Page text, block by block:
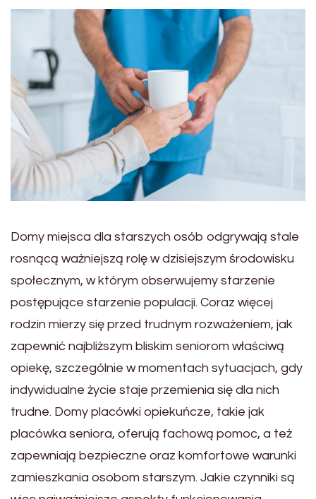
Domy miejsca dla starszych osób odgrywają stale
rosnącą ważniejszą rolę w dzisiejszym środowisku
społecznym, w którym obserwujemy starzenie
postępujące starzenie populacji. Coraz więcej
rodzin mierzy się przed trudnym rozważeniem, jak
zapewnić najbliższym bliskim seniorom właściwą
opiekę, szczególnie w momentach sytuacjach, gdy
indywidualne życie staje przemienia się dla nich
trudne. Domy placówki opiekuńcze, takie jak
placówka seniora, oferują fachową pomoc, a też
zapewniają bezpieczne oraz komfortowe warunki
zamieszkania osobom starszym. Jakie czynniki są